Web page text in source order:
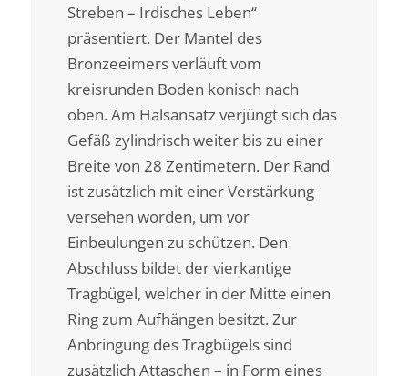
Streben – Irdisches Leben“
präsentiert. Der Mantel des
Bronzeeimers verläuft vom
kreisrunden Boden konisch nach
oben. Am Halsansatz verjüngt sich das
Gefäß zylindrisch weiter bis zu einer
Breite von 28 Zentimetern. Der Rand
ist zusätzlich mit einer Verstärkung
versehen worden, um vor
Einbeulungen zu schützen. Den
Abschluss bildet der vierkantige
Tragbügel, welcher in der Mitte einen
Ring zum Aufhängen besitzt. Zur
Anbringung des Tragbügels sind
zusätzlich Attaschen – in Form eines